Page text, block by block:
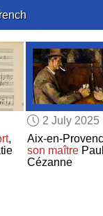
,
2 July 2025
Aix-en-
son maîtrePaul
Cézanne